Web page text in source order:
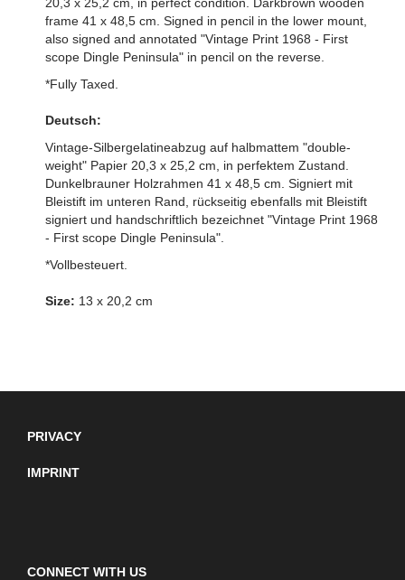
frame 41 x 48,5 cm. Signed in pencil in the lower mount,
also signed and annotated "Vintage Print 1968 - First
scope Dingle Peninsula" in pencil on the reverse.
*Fully Taxed.
Deutsch:
Vintage-Silbergelatineabzug auf halbmattem "double-
weight" Papier 20,3 x 25,2 cm, in perfektem Zustand.
Dunkelbrauner Holzrahmen 41 x 48,5 cm. Signiert mit
Bleistift im unteren Rand, rückseitig ebenfalls mit Bleistift
signiert und handschriftlich bezeichnet "Vintage Print 1968
- First scope Dingle Peninsula".
*Vollbesteuert.
Size: 13 x 20,2 cm
PRIVACY
IMPRINT
CONNECT WITH US